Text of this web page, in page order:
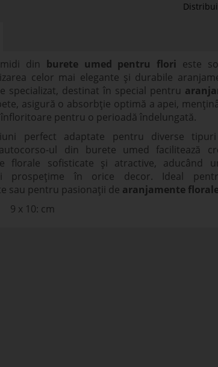
din burete umed pentru flori este
celor mai elegante și durabile
specializat, destinat în special pentru
asigură o absorbție optimă a apei,
pentru o perioadă îndelungată.
perfect adaptate pentru diverse
ul din burete umed facilitează
florale sofisticate și atractive, aducând
prospețime în orice decor. Ideal
sau pentru pasionații de aranjamente
9 x 10: cm